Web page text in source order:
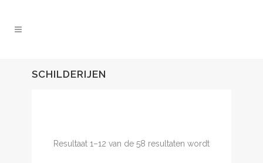
SCHILDERIJEN
Resultaat 1–12 van de 58 resultaten wordt